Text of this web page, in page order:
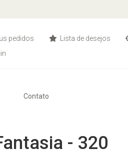
pedidos Lista de desejos
Contato
- 320